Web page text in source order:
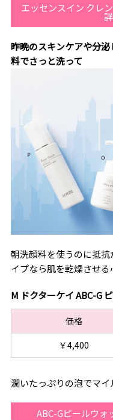
エッセンスイン クレ
昨晩のスキンケアや分
料でさっと洗って
朝洗顔料を使うのに抵
イプなら肌を乾燥させる
M ドクターケイ ABC-G
価格
￥4,400
潤いたっぷりの泡でマイ
ABC-Gピールウォ